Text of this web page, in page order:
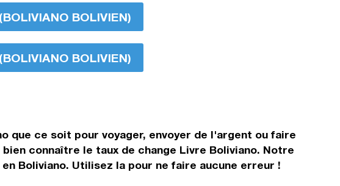
BOLIVIEN)
BOLIVIEN)
que ce soit pour voyager, envoyer de l'argent ou faire
connaître le taux de change Livre Boliviano. Notre
Boliviano. Utilisez la pour ne faire aucune erreur !